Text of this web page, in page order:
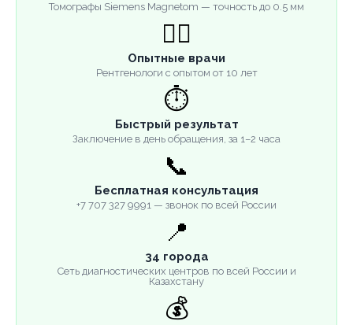
Томографы Siemens Magnetom — точность до 0.5 мм
👨‍⚕️
Опытные врачи
Рентгенологи с опытом от 10 лет
⏱️
Быстрый результат
Заключение в день обращения, за 1–2 часа
📞
Бесплатная консультация
+7 707 327 9991 — звонок по всей России
📍
34 города
Сеть диагностических центров по всей России и
Казахстану
💰